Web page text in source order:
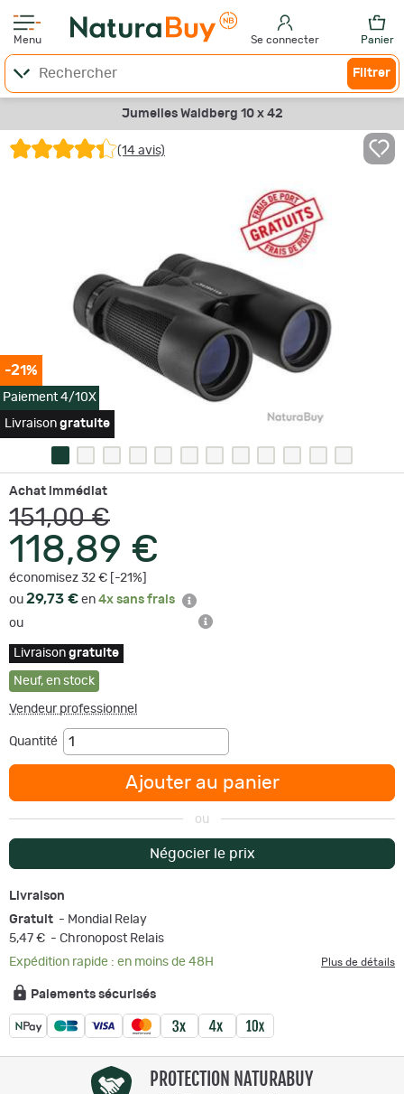
Menu Se connecter Panier
Filtrer
Jumelles Waldberg 10 x 42
(14 avis)
-21%
Paiement 4/10X
Livraison gratuite
Achat immédiat
151,00 €
118,89 €
économisez 32 € [-21%]
ou 29,73 € en 4x sans frais
ou
Livraison gratuite
Neuf, en stock
Vendeur professionnel
Quantité
Ajouter au panier
ou
Négocier le prix
Livraison
Gratuit - Mondial Relay
5,47 € - Chronopost Relais
Expédition rapide : en moins de 48H
Plus de détails
Paiements sécurisés
PROTECTION NATURABUY